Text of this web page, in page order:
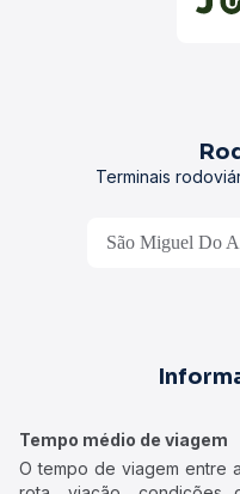
Terminais
São Miguel Do
Tempo médio de viagem
O tempo de viagem entre